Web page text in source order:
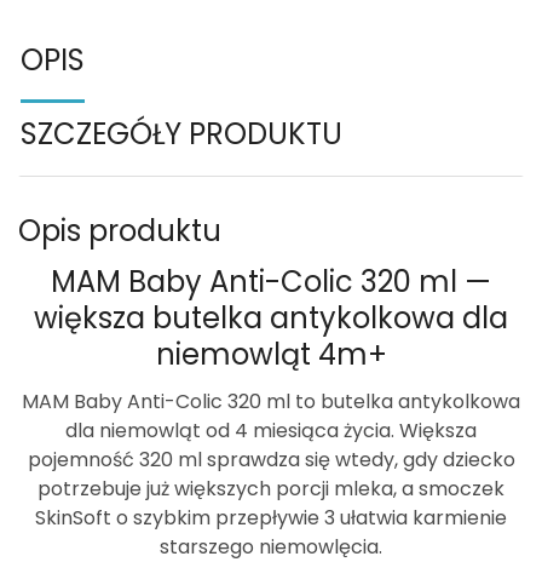
OPIS
SZCZEGÓŁY PRODUKTU
Opis produktu
MAM Baby Anti-Colic 320 ml —
większa butelka antykolkowa dla
niemowląt 4m+
MAM Baby Anti-Colic 320 ml to butelka antykolkowa
dla niemowląt od 4 miesiąca życia. Większa
pojemność 320 mlsprawdza się wtedy, gdy dziecko
potrzebuje już większych porcji mleka, a smoczek
SkinSoft o szybkim przepływie 3 ułatwia karmienie
starszego niemowlęcia.